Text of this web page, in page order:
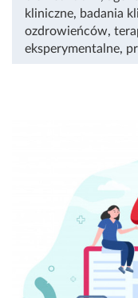
kliniczne, badania
ozdrowieńców,
eksperymentalne,